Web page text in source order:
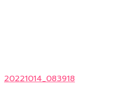
20221014_083918